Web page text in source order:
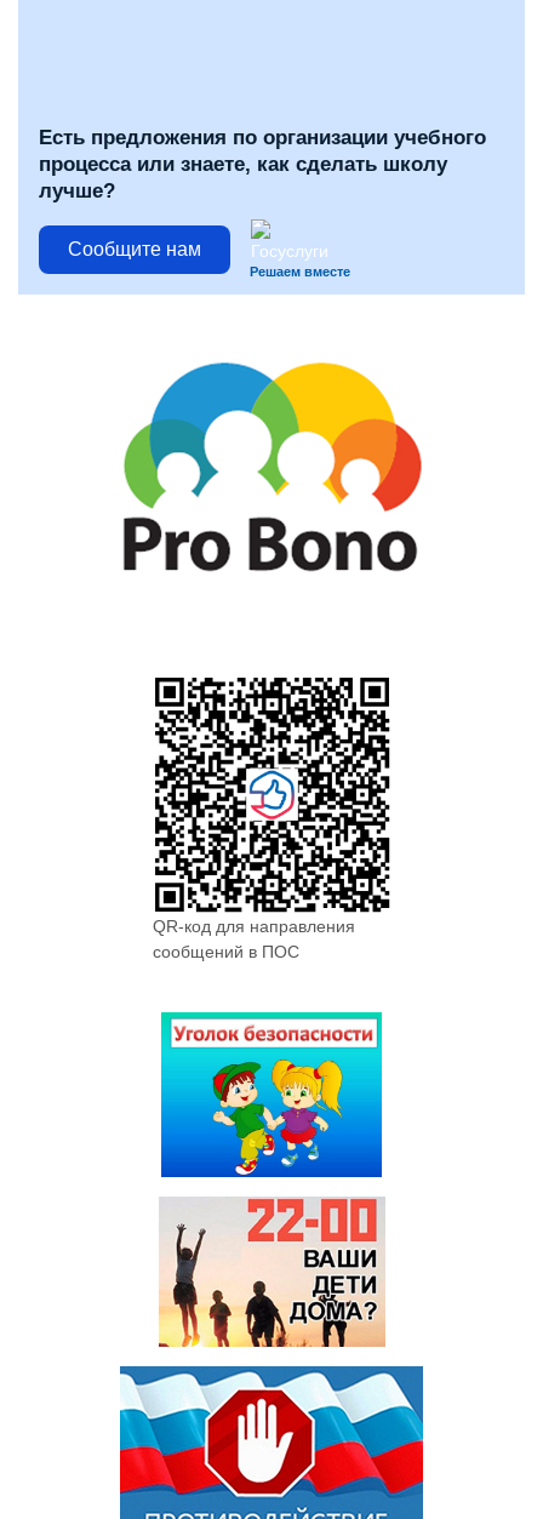
Есть предложения по организации учебного
процесса или знаете, как сделать школу
лучше?
Сообщите нам
Решаем вместе
QR-код для направления
сообщений в ПОС